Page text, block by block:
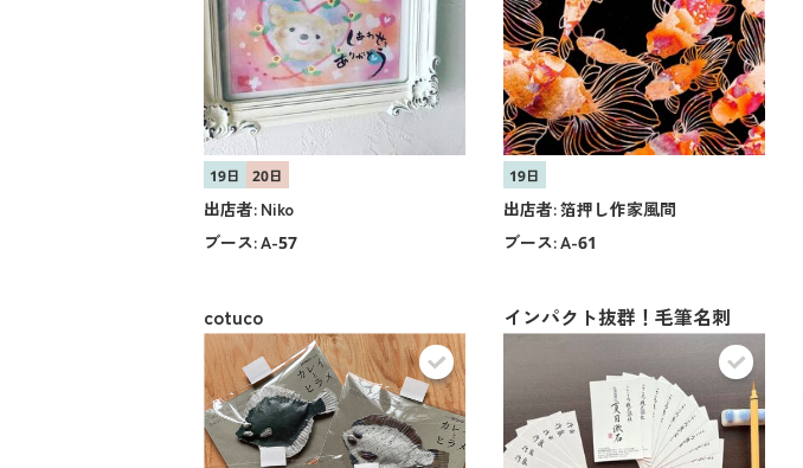
19日 20日
出店者: Niko
ブース:A-57
19日
出店者:箔押し作家風間
ブース:A-61
cotuco インパクト抜群！毛筆名刺